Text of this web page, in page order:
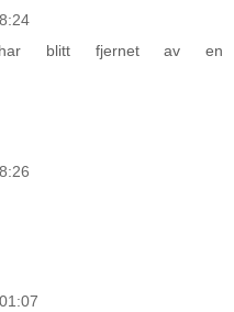
har blitt fjernet av en